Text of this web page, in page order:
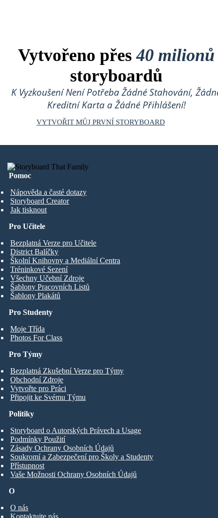
Vytvořeno přes40 milionů
storyboardů
K Vyzkoušení Není Potřeba Žádné Stahování,
Kreditní Karta a Žádné Přihlášení!
VYTVOŘIT MŮJ PRVNÍ STORYBOARD
Pomoc
Nápověda a časté dotazy
Storyboard Creator
Jak tisknout
Pro Studenty
Moje Třída
Photos For Class
Pro Učitele
Bezplatná Verze pro Učitele
District Balíčky
Školní Knihovny a Mediální Centra
Tréninkové Sezení
Všechny Učební Zdroje
Šablony Pracovních Listů
Šablony Plakátů
Pro Týmy
Bezplatná Zkušební Verze pro Týmy
Obchodní Zdroje
Vytvořte pro Práci
Připojit ke Svému Týmu
O
O nás
Politiky
Storyboard o Autorských Právech a Usage
Podmínky Použití
Zásady Ochrany Osobních Údajů
Soukromí a Zabezpečení pro Školy a Studenty
Přístupnost
Vaše Možnosti Ochrany Osobních Údajů